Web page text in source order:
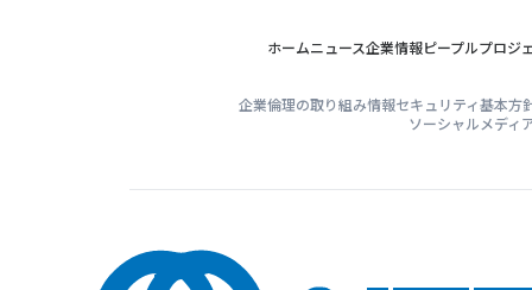
ホームニュース企業情報ピープルプロジ
企業倫理の取り組み情報セキュリティ基本方
ソーシャルメディ